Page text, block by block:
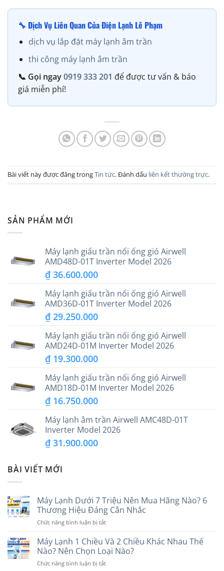
🔧 Dịch Vụ Liên Quan Của Điện Lạnh Lê Phạm
dịch vụ lắp đặt máy lạnh âm trần
thi công máy lạnh âm trần
📞 Gọi ngay0919 333 201 để được tư vấn & báo
giá miễn phí!
Bài viết này được đăng trongTin tức. Đánh dấu liên kết thường trực.
SẢN PHẨM MỚI
Máy lạnh giấu trần nối ống gió Airwell
AMD48D-01T Inverter Model 2026
₫ 36.600.000
Máy lạnh giấu trần nối ống gió Airwell
AMD36D-01T Inverter Model 2026
₫ 29.250.000
Máy lạnh giấu trần nối ống gió Airwell
AMD24D-01M Inverter Model 2026
₫ 19.300.000
Máy lạnh giấu trần nối ống gió Airwell
AMD18D-01M Inverter Model 2026
₫ 16.750.000
Máy lạnh âm trần Airwell AMC48D-01T
Inverter Model 2026
₫ 31.900.000
BÀI VIẾT MỚI
Máy Lạnh Dưới 7 Triệu Nên Mua Hãng Nào? 6
Thương Hiệu Đáng Cân Nhắc
Chức năng bình luận bị tắtở
Lạnh
Dưới
7
Triệu
Máy Lạnh 1 Chiều Và 2 Chiều Khác Nhau Thế
Nào? Nên Chọn Loại Nào?
Chức năng bình luận bị tắtở